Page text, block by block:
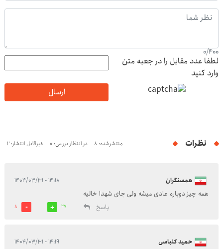
0/400
لطفا عدد مقابل را در جعبه متن
وارد کنید
ارسال
نظرات منتشرشده: 8 در انتظار بررسی: 0 غیرقابل انتشار: 2
همسنگران ۱۴:۱۸ - ۱۴۰۴/۰۳/۳۱
همه چیز دوباره عادی میشه ولی جای شهدا خالیه
پاسخ
27
8
حمید کلباسی ۱۴:۱۹ - ۱۴۰۴/۰۳/۳۱